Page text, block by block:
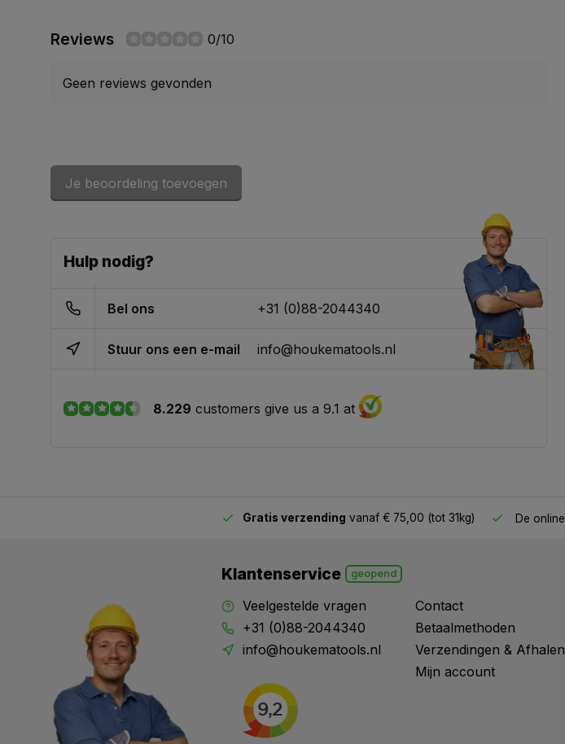
Reviews 0/10
Geen reviews gevonden
Je beoordeling toevoegen
Hulp nodig?
Bel ons +31 (0)88-2044340
Stuur ons een e-mail info@houkematools.nl
8.229 customers give us a 9.1 at
Gratis verzending vanaf € 75,00 (tot 31kg) De online
Klantenservice geopend
Veelgestelde vragen
+31 (0)88-2044340
info@houkematools.nl
Contact
Betaalmethoden
Verzendingen & Afhalen
Mijn account